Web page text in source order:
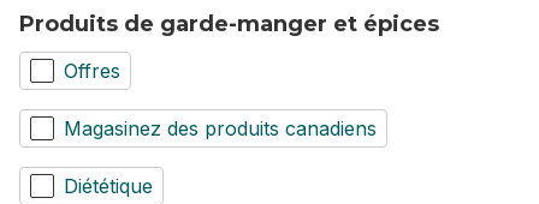
Produits de garde-manger et épices
Offres
Magasinez des produits canadiens
Diététique